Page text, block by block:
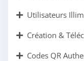
Utilisateurs
Création &
Codes QR